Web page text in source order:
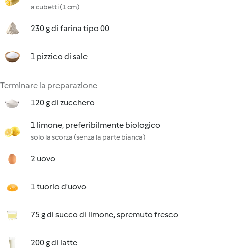
a cubetti (1 cm)
230 g di farina tipo 00
1 pizzico di sale
Terminare la preparazione
120 g di zucchero
1 limone, preferibilmente biologico
solo la scorza (senza la parte bianca)
2 uovo
1 tuorlo d'uovo
75 g di succo di limone, spremuto fresco
200 g di latte